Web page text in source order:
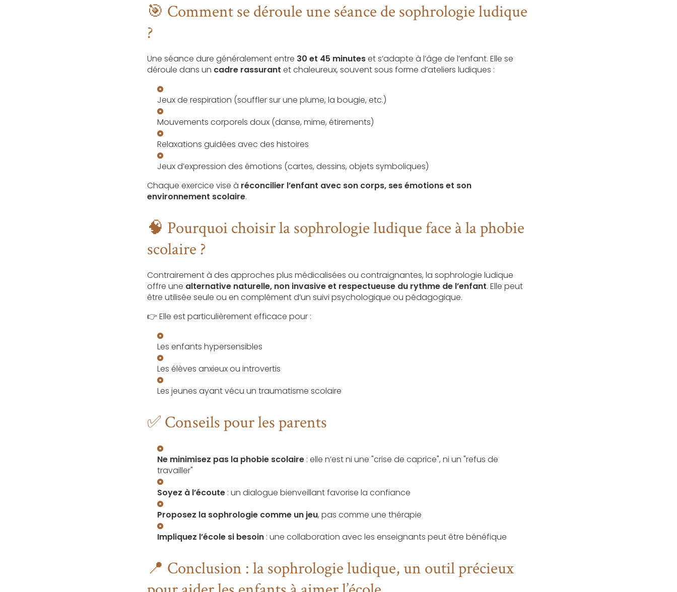
🎯 Comment se déroule une séance de sophrologie ludique
?
Une séance dure généralement entre 30 et 45 minuteset s’adapte à l’âge de l’enfant. Elle se
déroule dans un cadre rassurant et chaleureux, souvent sous forme d’ateliers ludiques :
Jeux de respiration (souffler sur une plume, la bougie, etc.)
Mouvements corporels doux (danse, mime, étirements)
Relaxations guidées avec des histoires
Jeux d’expression des émotions (cartes, dessins, objets symboliques)
Chaque exercice vise à réconcilier l’enfant avec son corps, ses émotions et son
environnement scolaire.
🧠 Pourquoi choisir la sophrologie ludique face à la phobie
scolaire ?
Contrairement à des approches plus médicalisées ou contraignantes, la sophrologie ludique
offre une alternative naturelle, non invasive et respectueuse du rythme de l’enfant. Elle peut
être utilisée seule ou en complément d’un suivi psychologique ou pédagogique.
👉 Elle est particulièrement efficace pour :
Les enfants hypersensibles
Les élèves anxieux ou introvertis
Les jeunes ayant vécu un traumatisme scolaire
✅ Conseils pour les parents
Ne minimisez pas la phobie scolaire : elle n’est ni une "crise de caprice", ni un "refus de
travailler"
Soyez à l’écoute : un dialogue bienveillant favorise la confiance
Proposez la sophrologie comme un jeu, pas comme une thérapie
Impliquez l’école si besoin : une collaboration avec les enseignants peut être bénéfique
📍 Conclusion : la sophrologie ludique, un outil précieux